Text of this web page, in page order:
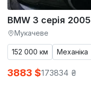
BMW 3 серія 2005
Мукачеве
152 000 км Механіка
3883 $173834 ₴